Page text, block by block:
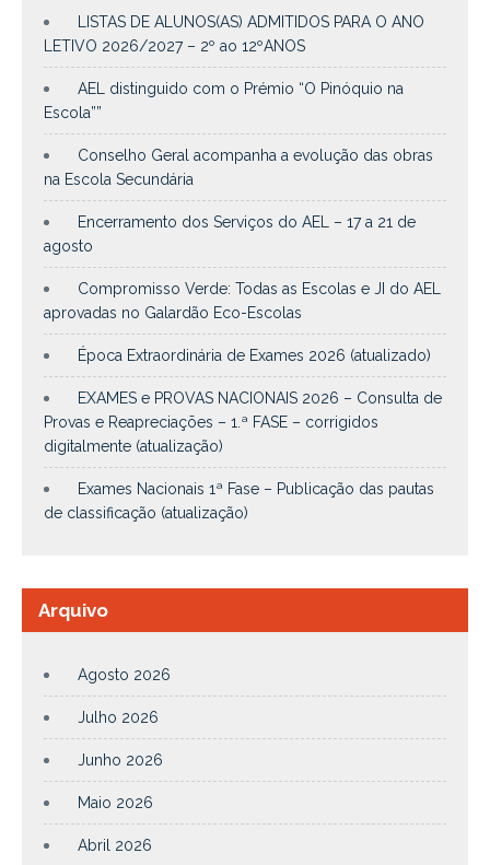
LISTAS DE ALUNOS(AS) ADMITIDOS PARA O ANO
LETIVO 2026/2027 – 2º ao 12ºANOS
AEL distinguido com o Prémio “O Pinóquio na
Escola””
Conselho Geral acompanha a evolução das obras
na Escola Secundária
Encerramento dos Serviços do AEL – 17 a 21 de
agosto
Compromisso Verde: Todas as Escolas e JI do AEL
aprovadas no Galardão Eco-Escolas
Época Extraordinária de Exames 2026 (atualizado)
EXAMES e PROVAS NACIONAIS 2026 – Consulta de
Provas e Reapreciações – 1.ª FASE – corrigidos
digitalmente (atualização)
Exames Nacionais 1ª Fase – Publicação das pautas
de classificação (atualização)
Arquivo
Agosto 2026
Julho 2026
Junho 2026
Maio 2026
Abril 2026